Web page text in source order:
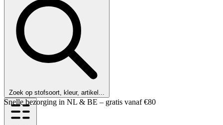
Zoek op stofsoort, kleur, artikel...
Klanten beoordelen ons met een 9,6!